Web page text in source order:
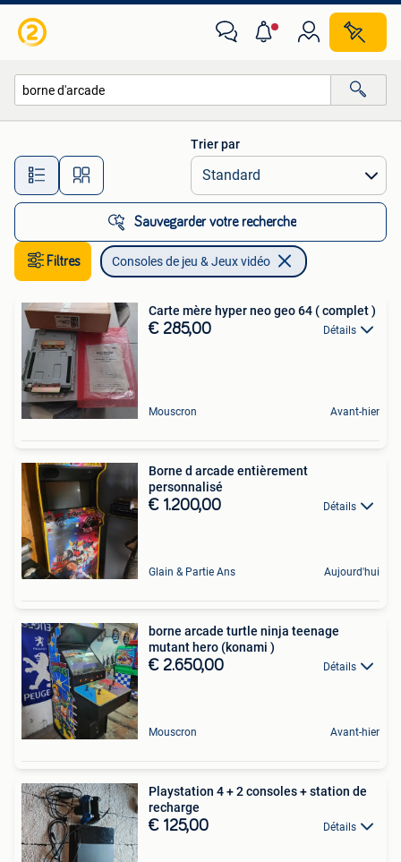
Toutes les distances…
Trier par
Sauvegarder votre recherche
Filtres Consoles de jeu & Jeux vidéo
Carte mère hyper neo geo 64 ( complet )
€ 285,00 Détails
Mouscron Avant-hier
Borne d arcade entièrement
personnalisé
€ 1.200,00 Détails
Glain & Partie Ans Aujourd'hui
borne arcade turtle ninja teenage
mutant hero (konami )
€ 2.650,00 Détails
Mouscron Avant-hier
Playstation 4 + 2 consoles + station de
recharge
€ 125,00 Détails